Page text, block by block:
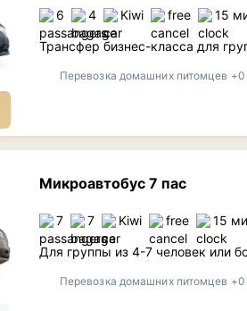
6 4 Kiwi free 15
Трансфер бизнес-класса для
Перевозка домашних питомцев
Микроавтобус 7 пас
7 7 Kiwi free 15
Для группы из 4-7 человек или
Перевозка домашних питомцев